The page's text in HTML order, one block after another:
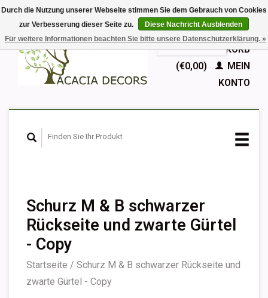
EUR
GBPDeutsch
Nederlands
English
IHR WARENKORB
(€0,00)
MEIN
KONTO
Schurz M & B schwarzer
Rückseite und zwarte Gürtel
- Copy
Startseite / Schurz M & B schwarzer Rückseite und
zwarte Gürtel - Copy
Durch die Nutzung unserer Webseite stimmen Sie dem Gebrauch von Cookies
zur Verbesserung dieser Seite zu.
Diese Nachricht Ausblenden
Für weitere Informationen beachten Sie bitte unsere Datenschutzerklärung. »